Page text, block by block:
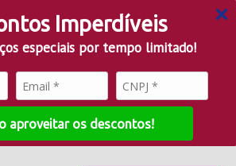
Imperdíveis
especiais por tempo limitado!
aproveitar os descontos!